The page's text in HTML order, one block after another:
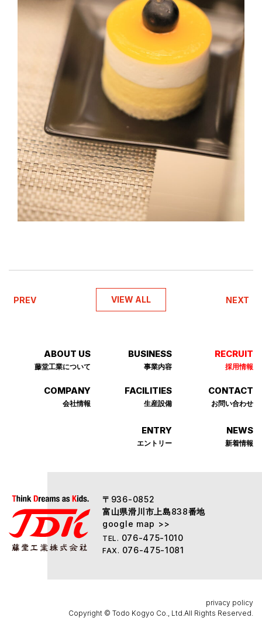
PREV VIEW ALL NEXT
〒 936-0852
富山県滑川市上島838番地
google map >>
TEL. 076-475-1010
FAX. 076-475-1081
ABOUT US
藤堂⼯業について
COMPANY
会社情報
BUSINESS
事業内容
FACILITIES
⽣産設備
RECRUIT
採⽤情報
ENTRY
エントリー
CONTACT
お問い合わせ
NEWS
新着情報
privacy policy
Copyright © Todo Kogyo Co., Ltd.All Rights Reserved.